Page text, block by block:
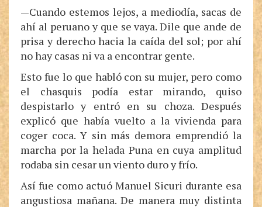
—Cuando estemos lejos, a mediodía, sacas de
ahí al peruano y que se vaya. Dile que ande de
prisa y derecho hacia la caída del sol; por ahí
no hay casas ni va a encontrar gente.
Esto fue lo que habló con su mujer, pero como
el chasquis podía estar mirando, quiso
despistarlo y entró en su choza. Después
explicó que había vuelto a la vivienda para
coger coca. Y sin más demora emprendió la
marcha por la helada Puna en cuya amplitud
rodaba sin cesar un viento duro y frío.
Así fue como actuó Manuel Sicuri durante esa
angustiosa mañana. De manera muy distinta